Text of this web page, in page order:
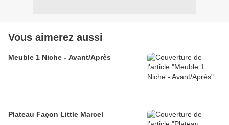
Vous aimerez aussi
Meuble 1 Niche - Avant/Après
Plateau Façon Little Marcel